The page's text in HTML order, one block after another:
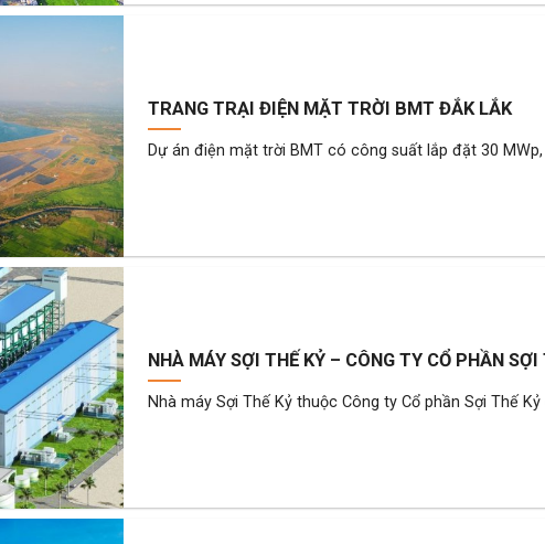
TRANG TRẠI ĐIỆN MẶT TRỜI BMT ĐẮK LẮK
Dự án điện mặt trời BMT có công suất lắp đặt 30 MWp,
NHÀ MÁY SỢI THẾ KỶ – CÔNG TY CỔ PHẦN SỢI
Nhà máy Sợi Thế Kỷ thuộc Công ty Cổ phần Sợi Thế Kỷ